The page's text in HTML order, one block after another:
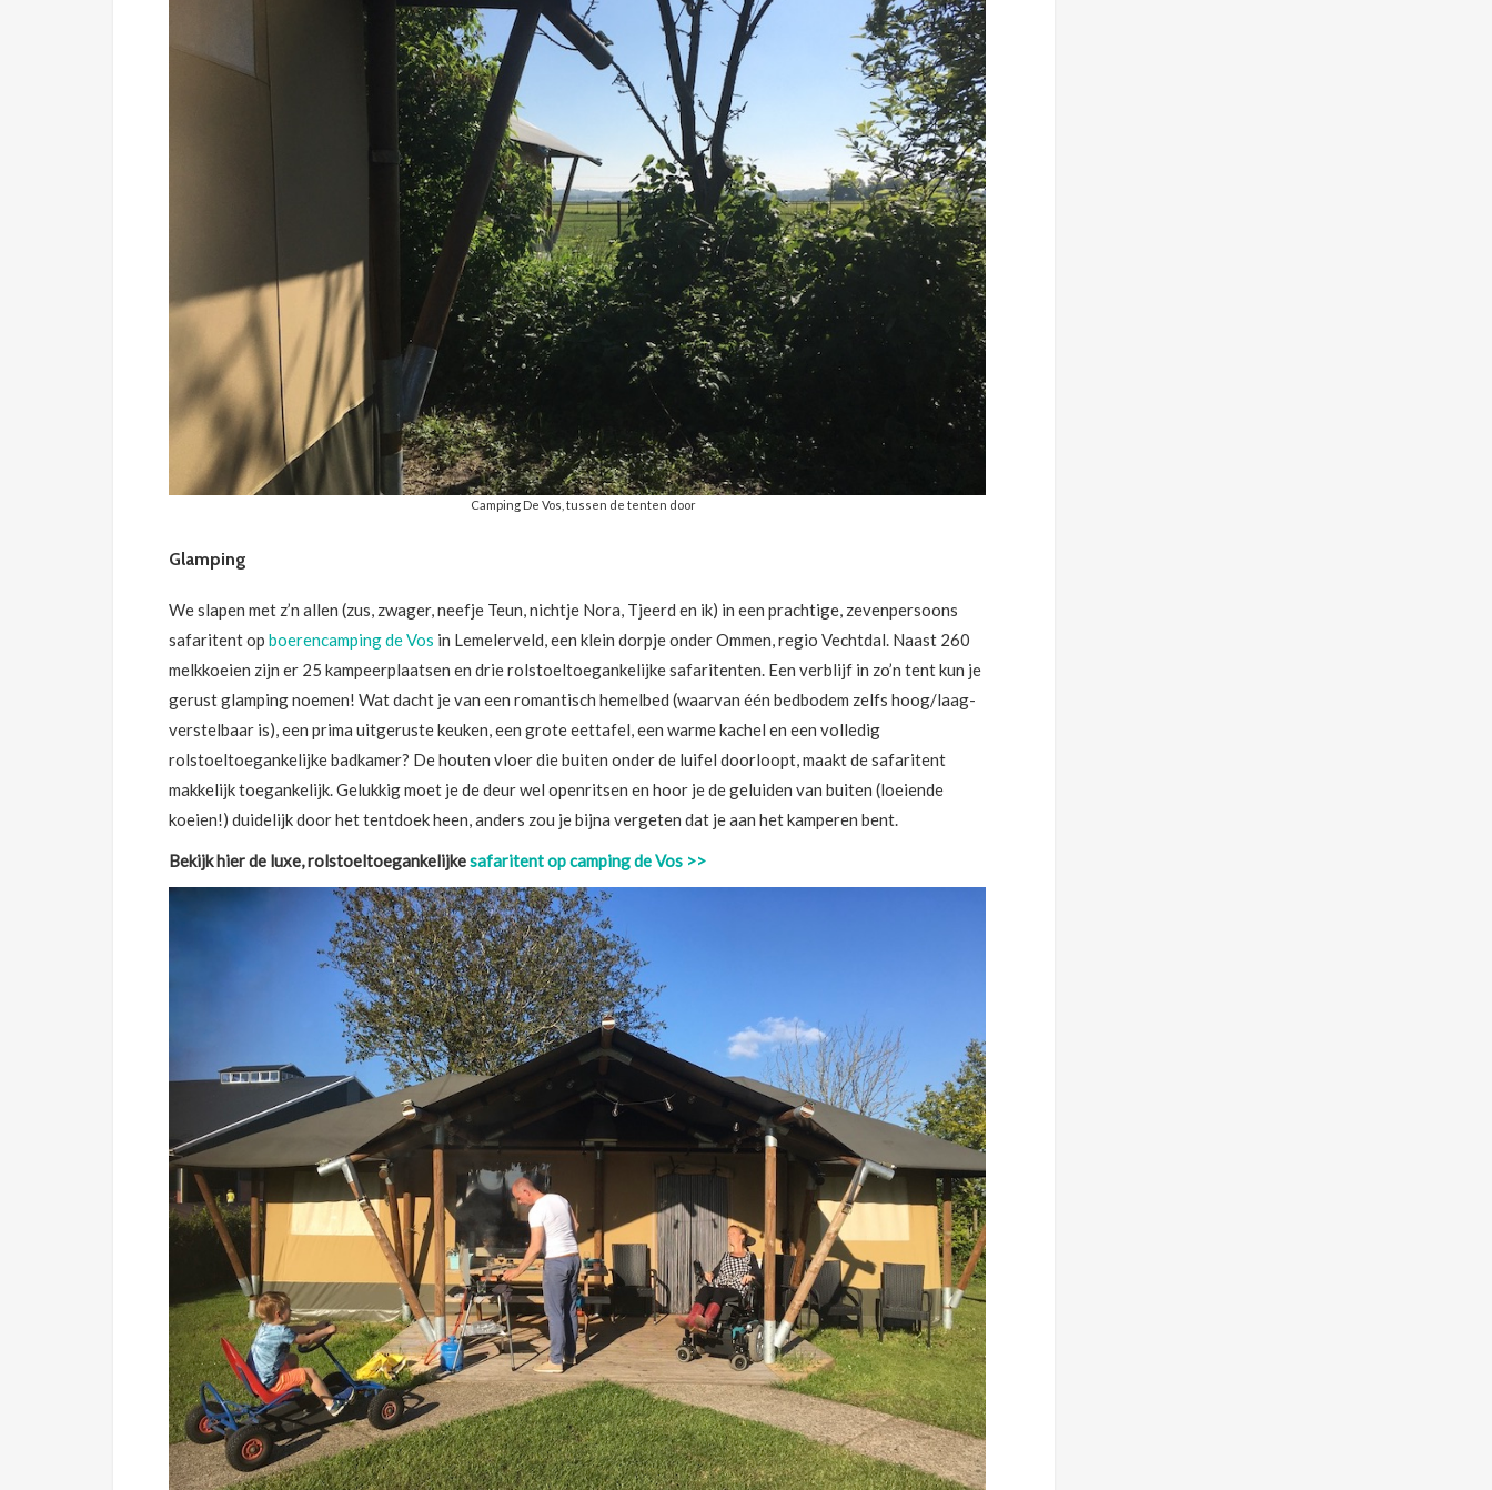
Camping De Vos, tussen de tenten door
Glamping
We slapen met z’n allen (zus, zwager, neefje Teun, nichtje Nora, Tjeerd en ik) in een prachtige, zevenpersoons
safaritent op boerencamping de Vos in Lemelerveld, een klein dorpje onder Ommen, regio Vechtdal. Naast 260
melkkoeien zijn er 25 kampeerplaatsen en drie rolstoeltoegankelijke safaritenten. Een verblijf in zo’n tent kun je
gerust glamping noemen! Wat dacht je van een romantisch hemelbed (waarvan één bedbodem zelfs hoog/laag-
verstelbaar is), een prima uitgeruste keuken, een grote eettafel, een warme kachel en een volledig
rolstoeltoegankelijke badkamer? De houten vloer die buiten onder de luifel doorloopt, maakt de safaritent
makkelijk toegankelijk. Gelukkig moet je de deur wel openritsen en hoor je de geluiden van buiten (loeiende
koeien!) duidelijk door het tentdoek heen, anders zou je bijna vergeten dat je aan het kamperen bent.
Bekijk hier de luxe, rolstoeltoegankelijkesafaritent op camping de Vos >>